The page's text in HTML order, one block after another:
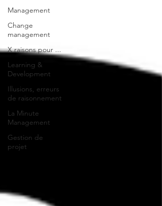
Management
Change
management
X raisons pour ...
Learning &
Development
Illusions, erreurs
de raisonnement
La Minute
Management
Gestion de
projet